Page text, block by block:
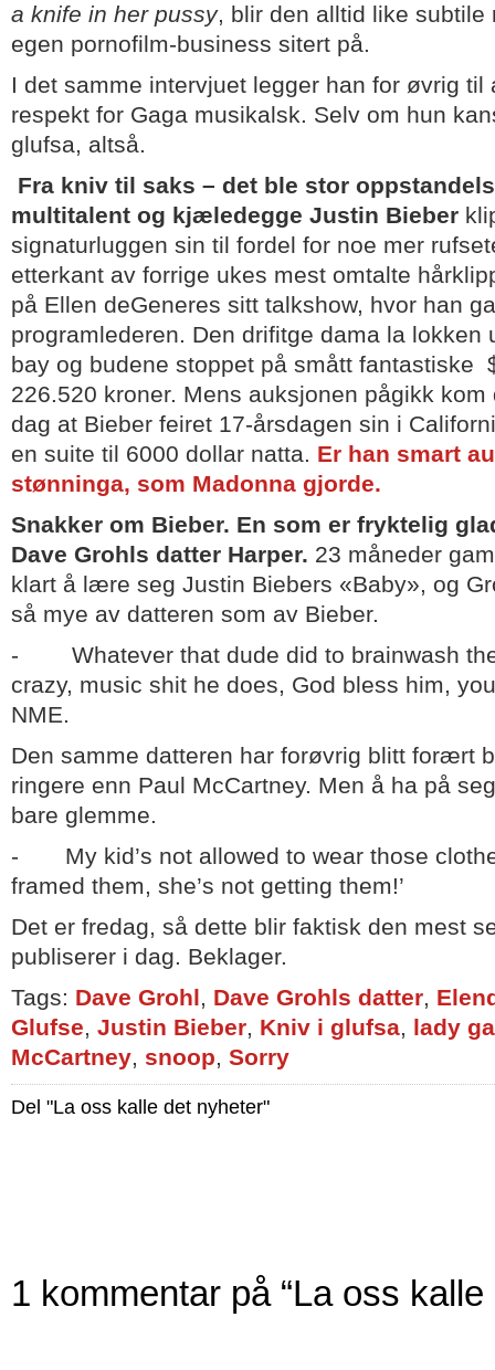
a knife in her pussy, blir den alltid like subtile
egen pornofilm-business sitert på.
I det samme intervjuet legger han for øvrig til
respekt for Gaga musikalsk. Selv om hun
glufsa, altså.
Fra kniv til saks – det ble stor
multitalent og kjæledegge Justin Bieber
signaturluggen sin til fordel for noe mer
etterkant av forrige ukes mest omtalte
på Ellen deGeneres sitt talkshow, hvor han
programlederen. Den drifitge dama la lokken
bay og budene stoppet på smått fantastiske
226.520 kroner. Mens auksjonen pågikk
dag at Bieber feiret 17-årsdagen sin i
en suite til 6000 dollar natta. Er han smart
stønninga, som Madonna gjorde.
Snakker om Bieber. En som er fryktelig
Dave Grohls datter Harper. 23 måneder
klart å lære seg Justin Biebers «Baby», og
så mye av datteren som av Bieber.
- Whatever that dude did to brainwash
crazy, music shit he does, God bless him,
NME.
Den samme datteren har forøvrig blitt forært
ringere enn Paul McCartney. Men å ha på
bare glemme.
- My kid’s not allowed to wear those
framed them, she’s not getting them!’
Det er fredag, så dette blir faktisk den mest
publiserer i dag. Beklager.
Tags: Dave Grohl, Dave Grohls datter,
Glufse, Justin Bieber, Kniv i glufsa, lady
McCartney, snoop, Sorry
Del "La oss kalle det nyheter"
1 kommentar på “La oss kalle